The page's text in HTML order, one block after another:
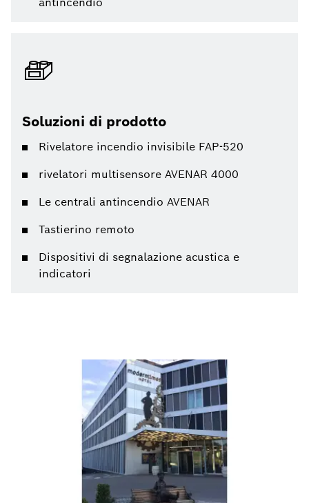
Soluzioni di prodotto
Rivelatore incendio invisibile FAP-520
rivelatori multisensore AVENAR 4000
Le centrali antincendio AVENAR
Tastierino remoto
Dispositivi di segnalazione acustica e
indicatori